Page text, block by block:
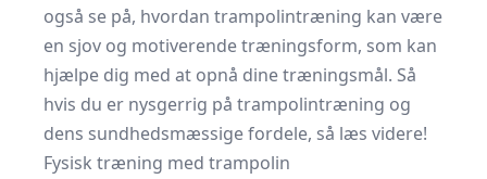
også se på, hvordan trampolintræning kan være
en sjov og motiverende træningsform, som kan
hjælpe dig med at opnå dine træningsmål. Så
hvis du er nysgerrig på trampolintræning og
dens sundhedsmæssige fordele, så læs videre!
Fysisk træning med trampolin